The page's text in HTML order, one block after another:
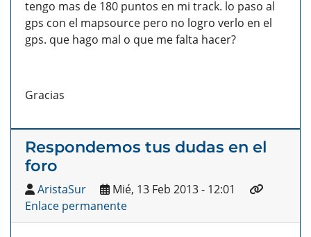
tengo mas de 180 puntos en mi track. lo paso al
gps con el mapsource pero no logro verlo en el
gps. que hago mal o que me falta hacer?
Gracias
Respondemos tus dudas en el
foro
AristaSur
Mié, 13 Feb 2013 - 12:01
Enlace permanente